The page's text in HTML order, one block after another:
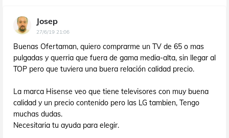
Josep
27/6/19 21:06
Buenas Ofertaman, quiero comprarme un TV de 65 o mas
pulgadas y querria que fuera de gama media-alta, sin llegar al
TOP pero que tuviera una buera relación calidad precio.
La marca Hisense veo que tiene televisores con muy buena
calidad y un precio contenido pero las LG tambien, Tengo
muchas dudas.
Necesitaria tu ayuda para elegir.